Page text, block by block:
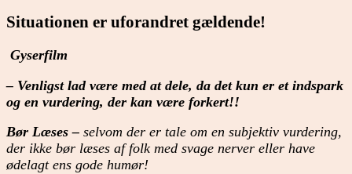
Situationen er uforandret gældende!
Gyserfilm
– Venligst lad være med at dele, da det kun er et indspark
og en vurdering, der kan være forkert!!
Bør Læses – selvom der er tale om en subjektiv vurdering,
der ikke bør læses af folk med svage nerver eller have
ødelagt ens gode humør!